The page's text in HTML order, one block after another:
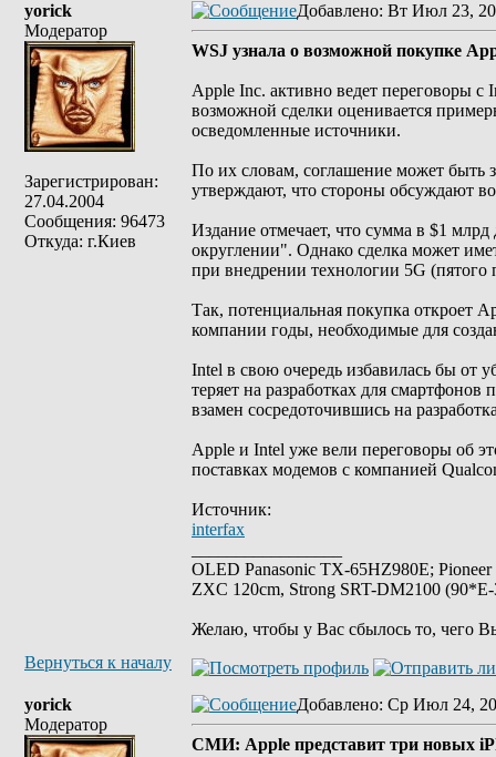
yorick
Модератор
Зарегистрирован:
27.04.2004
Сообщения: 96473
Откуда: г.Киев
Добавлено: Вт Июл 23,
WSJ узнала о возможной покупке
Apple Inc. активно ведет переговоры с
возможной сделки оценивается
осведомленные источники.
По их словам, соглашение может быть
утверждают, что стороны обсуждают
Издание отмечает, что сумма в $1
округлении". Однако сделка может
при внедрении технологии 5G
Так, потенциальная покупка откроет
компании годы, необходимые для
Intel в свою очередь избавилась бы от
теряет на разработках для смартфонов
взамен сосредоточившись на
Apple и Intel уже вели переговоры об
поставках модемов с компанией
Источник:
interfax
OLED Panasonic TX-65HZ980E;
ZXC 120cm, Strong SRT-DM2100
Желаю, чтобы у Вас сбылось то, чего
Вернуться к началу
yorick
Модератор
Добавлено: Ср Июл 24,
СМИ: Apple представит три новых